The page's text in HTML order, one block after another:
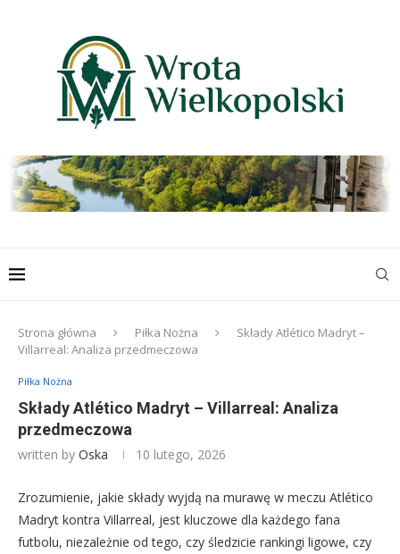
Strona główna Piłka Nożna
Składy Atlético Madryt –
Villarreal: Analiza przedmeczowa
Piłka Nożna
Składy Atlético Madryt – Villarreal: Analiza
przedmeczowa
written by Oska 10 lutego, 2026
Zrozumienie, jakie składy wyjdą na murawę w meczu Atlético
Madryt kontra Villarreal, jest kluczowe dla każdego fana
futbolu, niezależnie od tego, czy śledzicie rankingi ligowe, czy